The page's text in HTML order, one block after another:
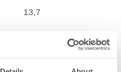
13,7
330 (200-330)